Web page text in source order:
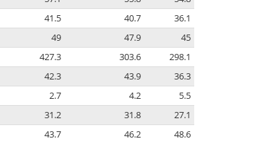
41.5 40.7
36.1
49 47.9
45
427.3 303.6
298.1
42.3 43.9
36.3
2.7 4.2
5.5
31.2 31.8
27.1
43.7 46.2
48.6